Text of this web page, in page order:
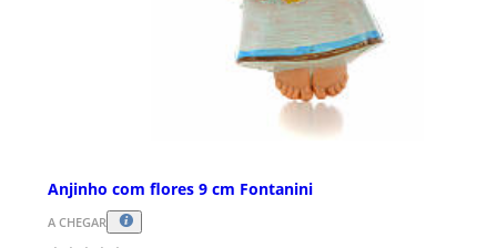
Anjinho com flores 9 cm Fontanini
A CHEGAR